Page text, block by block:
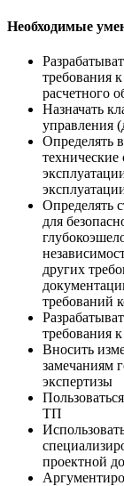
Необходимые
требования
расчетного
Назначать
управления
Определять
Определять
для
других
требований
требования
Вносить
замечаниям
экспертизы
ТП
проектной